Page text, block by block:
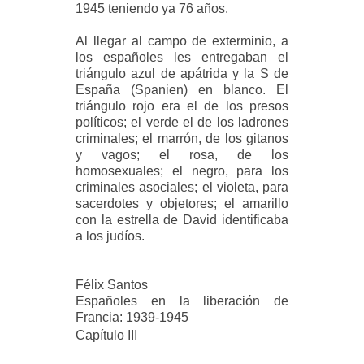
1945 teniendo ya 76 años.
Al llegar al campo de exterminio, a
los españoles les entregaban el
triángulo azul de apátrida y la S de
España (Spanien) en blanco. El
triángulo rojo era el de los presos
políticos; el verde el de los ladrones
criminales; el marrón, de los gitanos
y vagos; el rosa, de los
homosexuales; el negro, para los
criminales asociales; el violeta, para
sacerdotes y objetores; el amarillo
con la estrella de David identificaba
a los judíos.
Félix Santos
Españoles en la liberación de
Francia: 1939-1945
Capítulo III